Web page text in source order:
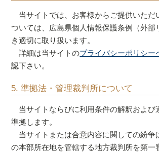
当サイトでは、お客様からご提供いただ
ついては、広島県個人情報保護条例（外部
き適切に取り扱います。
詳細は当サイトのプライバシーポリシー
認下さい。
5. 準拠法・管理裁判所について
当サイトならびに利用条件の解釈および
準拠します。
当サイトまたは合意内容に関しての紛争
の本部所在地を管轄する地方裁判所を第一